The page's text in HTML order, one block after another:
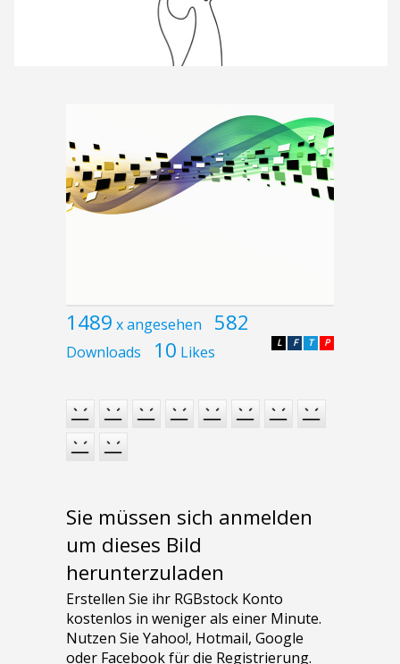
1489 x angesehen 582
Downloads 10 Likes P
T
F
L
Sie müssen sich anmelden
um dieses Bild
herunterzuladen